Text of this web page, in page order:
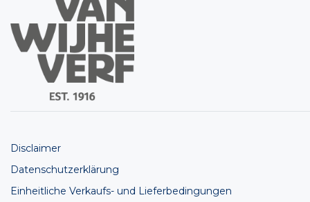
Disclaimer
Datenschutzerklärung
Einheitliche Verkaufs- und Lieferbedingungen